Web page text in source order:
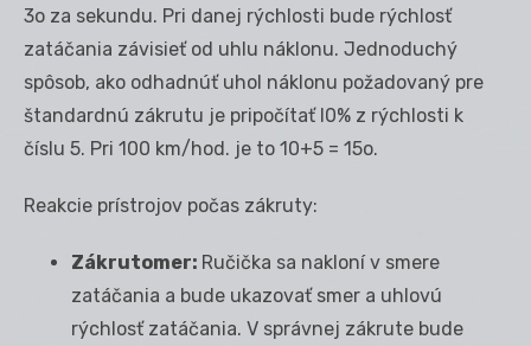
3o za sekundu. Pri danej rýchlosti bude rýchlosť
zatáčania závisieť od uhlu náklonu. Jednoduchý
spôsob, ako odhadnúť uhol náklonu požadovaný pre
štandardnú zákrutu je pripočítať l0% z rýchlosti k
číslu 5. Pri 100 km/hod. je to 10+5 = 15o.
Reakcie prístrojov počas zákruty:
Zákrutomer: Ručička sa nakloní v smere
zatáčania a bude ukazovať smer a uhlovú
rýchlosť zatáčania. V správnej zákrute bude